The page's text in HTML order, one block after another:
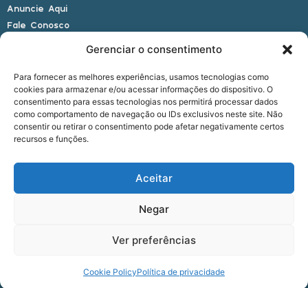
Gerenciar o consentimento
Para fornecer as melhores experiências, usamos tecnologias como
cookies para armazenar e/ou acessar informações do dispositivo. O
consentimento para essas tecnologias nos permitirá processar dados
como comportamento de navegação ou IDs exclusivos neste site. Não
consentir ou retirar o consentimento pode afetar negativamente certos
recursos e funções.
Aceitar
Negar
Ver preferências
Cookie PolicyPolítica de privacidade
Anuncie Aqui
Fale Conosco
E-mail: alagoasbrasilnoticias@gmail.com
Telefone: (82) 9 9691-0391 (Whatsapp)
Responsável Técnico: Crysthyan Carlos
Rua do Sau - Centro - Anadia - AL - CEP:
© 2022 - 2026 Alagoas Brasil Notícias. Todos os
direitos reservados.
fiveagência